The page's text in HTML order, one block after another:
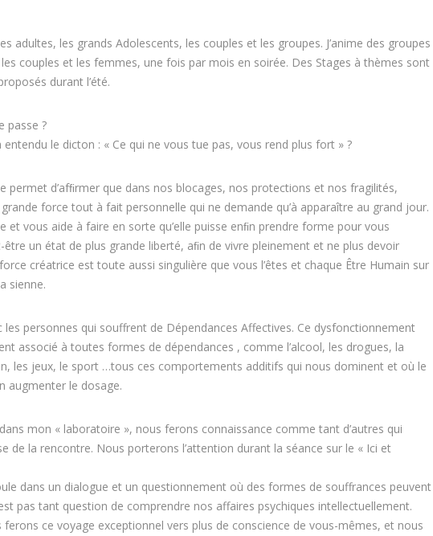
adultes, les grands Adolescents, les couples et les groupes. J’anime des groupes
couples et les femmes, une fois par mois en soirée. Des Stages à thèmes sont
durant l’été.
passe ?
entendu le dicton : « Ce qui ne vous tue pas, vous rend plus fort » ?
permet d’afﬁrmer que dans nos blocages, nos protections et nos fragilités,
force tout à fait personnelle qui ne demande qu’à apparaître au grand jour.
et vous aide à faire en sorte qu’elle puisse enﬁn prendre forme pour vous
un état de plus grande liberté, aﬁn de vivre pleinement et ne plus devoir
créatrice est toute aussi singulière que vous l’êtes et chaque Être Humain sur
sienne.
les personnes qui souffrent de Dépendances Affectives. Ce dysfonctionnement
associé à toutes formes de dépendances , comme l’alcool, les drogues, la
les jeux, le sport …tous ces comportements additifs qui nous dominent et où le
augmenter le dosage.
mon « laboratoire », nous ferons connaissance comme tant d’autres qui
de la rencontre. Nous porterons l’attention durant la séance sur le « Ici et
dans un dialogue et un questionnement où des formes de souffrances peuvent
pas tant question de comprendre nos affaires psychiques intellectuellement.
ferons ce voyage exceptionnel vers plus de conscience de vous-mêmes, et nous